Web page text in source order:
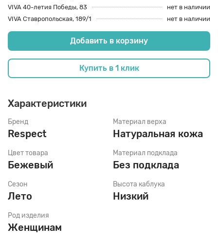
VIVA 40-летия Победы, 83
нет в наличии
VIVA Ставропольская, 189/1
нет в наличии
Добавить в корзину
Купить в 1 клик
Характеристики
Бренд
Respect
Цвет товара
Бежевый
Сезон
Лето
Род изделия
Женщинам
Материал верха
Натуральная кожа
Материал подклада
Без подклада
Высота каблука
Низкий
Растяжитель и Очиститель
Салфетки
Стельки
Шнурки